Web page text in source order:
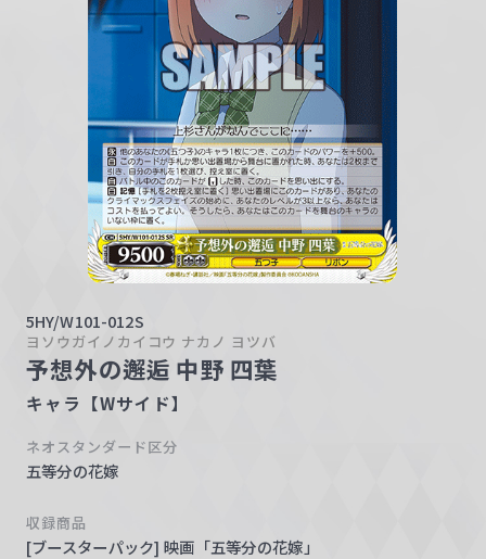
5HY/W101-012S
ヨソウガイノカイコウ ナカノ ヨツバ
予想外の邂逅 中野 四葉
キャラ【Wサイド】
ネオスタンダード区分
五等分の花嫁
収録商品
[ブースターパック] 映画「五等分の花嫁」